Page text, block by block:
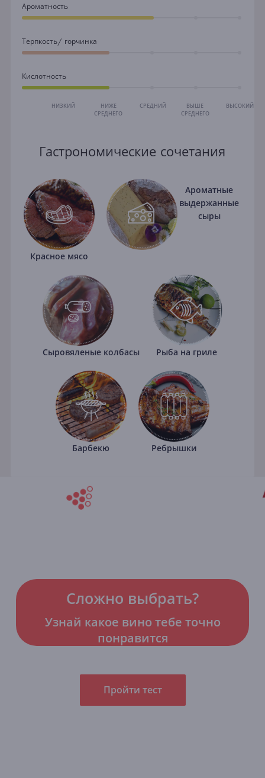
Ароматность
Терпкость/ горчинка
Кислотность
НИЗКИЙ
НИЖЕ
СРЕДНЕГО
СРЕДНИЙ
ВЫШЕ
СРЕДНЕГО
ВЫСОКИЙ
Гастрономические сочетания
Красное мясо
Ароматные
выдержанные
сыры
Сыровяленые колбасы Рыба на гриле
Барбекю Ребрышки
Сложно выбрать?
Узнай какое вино тебе точно
понравится
Пройти тест